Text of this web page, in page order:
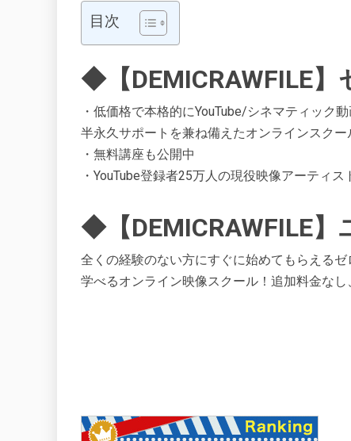
目次
◆【DEMICRAWFILE
・低価格で本格的にYouTube/シネマティック
半永久サポートを兼ね備えたオンラインスクー
・無料講座も公開中
・YouTube登録者25万人の現役映像アーティ
◆【DEMICRAWFILE
全くの経験のない方にすぐに始めてもらえる
学べるオンライン映像スクール！追加料金なし